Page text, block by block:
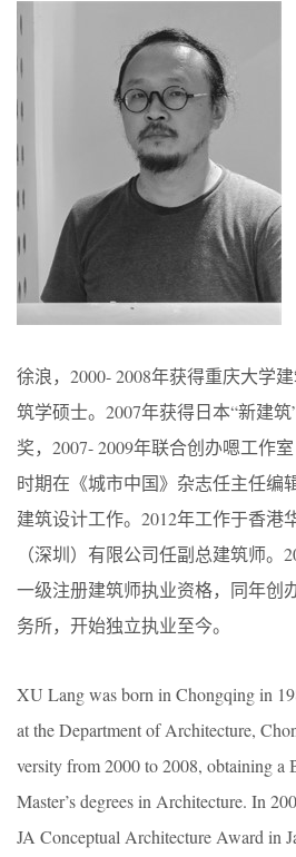
徐浪，2000- 2008年获得重庆大学
筑学硕士。2007年获得日本“新建
奖，2007- 2009年联合创办嗯工作
时期在《城市中国》杂志任主任编
建筑设计工作。2012年工作于香港
（深圳）有限公司任副总建筑师。
一级注册建筑师执业资格，同年创
务所，开始独立执业至今。
XU Lang was born in Chongqing in
at the Department of Architecture,
versity from 2000 to 2008, obtaining a
Master’s degrees in Architecture. In
JA Conceptual Architecture Award in